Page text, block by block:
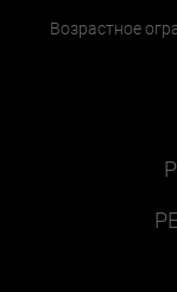
Возрастное